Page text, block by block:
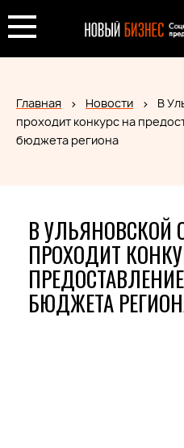
Главная Новости
В
проходит конкурс на
бюджета региона
В УЛЬЯНОВСКОЙ
ПРОХОДИТ
БЮДЖЕТА